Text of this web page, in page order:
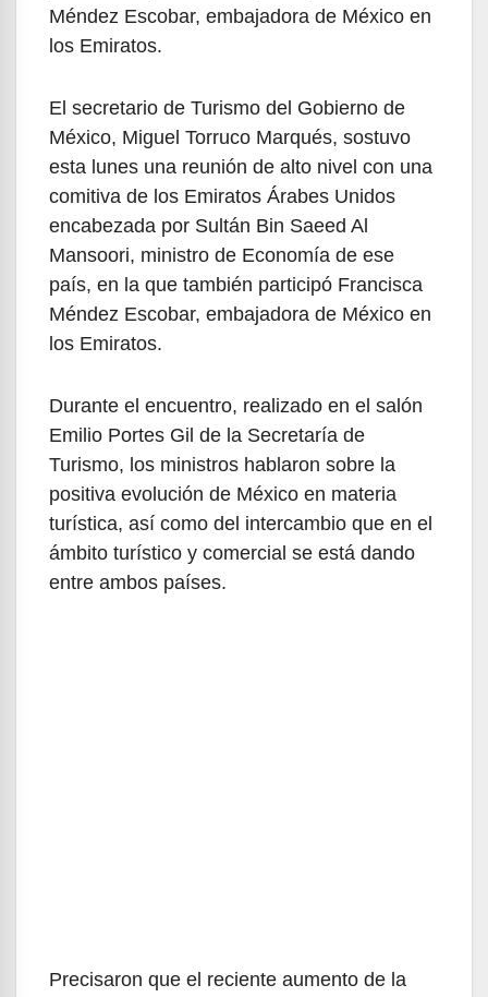
Méndez Escobar, embajadora de México en
los Emiratos.
El secretario de Turismo del Gobierno de
México, Miguel Torruco Marqués, sostuvo
esta lunes una reunión de alto nivel con una
comitiva de los Emiratos Árabes Unidos
encabezada por Sultán Bin Saeed Al
Mansoori, ministro de Economía de ese
país, en la que también participó Francisca
Méndez Escobar, embajadora de México en
los Emiratos.
Durante el encuentro, realizado en el salón
Emilio Portes Gil de la Secretaría de
Turismo, los ministros hablaron sobre la
positiva evolución de México en materia
turística, así como del intercambio que en el
ámbito turístico y comercial se está dando
entre ambos países.
Precisaron que el reciente aumento de la